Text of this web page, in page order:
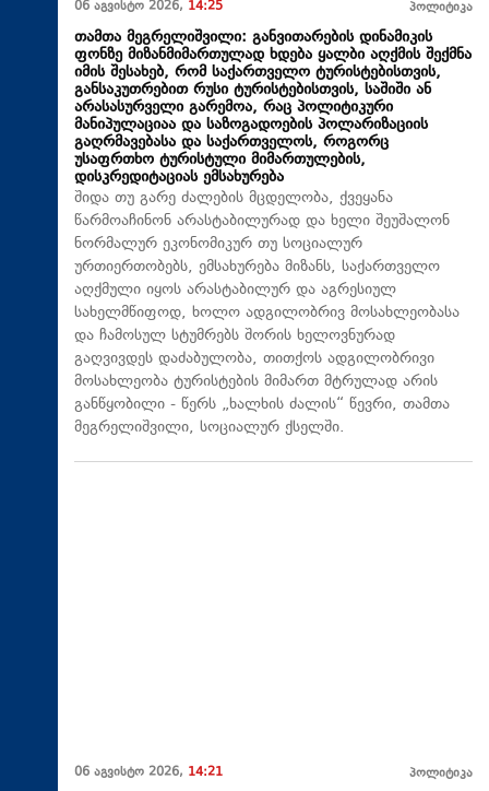
06 აგვისტო 2026, 14:25 პოლიტიკა
თამთა მეგრელიშვილი: განვითარების დინამიკის
ფონზე მიზანმიმართულად ხდება ყალბი აღქმის შექმნა
იმის შესახებ, რომ საქართველო ტურისტებისთვის,
განსაკუთრებით რუსი ტურისტებისთვის, საშიში ან
არასასურველი გარემოა, რაც პოლიტიკური
მანიპულაციაა და საზოგადოების პოლარიზაციის
გაღრმავებასა და საქართველოს, როგორც
უსაფრთხო ტურისტული მიმართულების,
დისკრედიტაციას ემსახურება
შიდა თუ გარე ძალების მცდელობა, ქვეყანა
წარმოაჩინონ არასტაბილურად და ხელი შეუშალონ
ნორმალურ ეკონომიკურ თუ სოციალურ
ურთიერთობებს, ემსახურება მიზანს, საქართველო
აღქმული იყოს არასტაბილურ და აგრესიულ
სახელმწიფოდ, ხოლო ადგილობრივ მოსახლეობასა
და ჩამოსულ სტუმრებს შორის ხელოვნურად
გაღვივდეს დაძაბულობა, თითქოს ადგილობრივი
მოსახლეობა ტურისტების მიმართ მტრულად არის
განწყობილი - წერს „ხალხის ძალის“ წევრი, თამთა
მეგრელიშვილი, სოციალურ ქსელში.
06 აგვისტო 2026, 14:21 პოლიტიკა